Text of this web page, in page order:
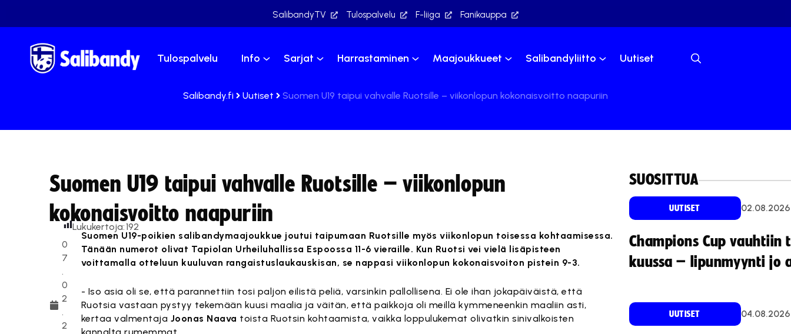
SalibandyTV Tulospalvelu F-liiga Fanikauppa
Tulospalvelu Info Sarjat Harrastaminen Maajoukkueet Salibandyliitto Uutiset
Salibandy.fi Uutiset Suomen U19 taipui vahvalle Ruotsille – viikonlopun kokonaisvoitto naapuriin
Suomen U19 taipui vahvalle Ruotsille – viikonlopun
kokonaisvoitto naapuriin
0
7
.
0
2
.
2
Lukukertoja:192
Suomen U19-poikien salibandymaajoukkue joutui taipumaan Ruotsille myös viikonlopun toisessa kohtaamisessa.
Tänään numerot olivat Tapiolan Urheiluhallissa Espoossa 11-6 vieraille. Kun Ruotsi vei vielä lisäpisteen
voittamalla otteluun kuuluvan rangaistuslaukauskisan, se nappasi viikonlopun kokonaisvoiton pistein 9-3.
- Iso asia oli se, että parannettiin tosi paljon eilistä peliä, varsinkin pallollisena. Ei ole ihan jokapäiväistä, että
Ruotsia vastaan pystyy tekemään kuusi maalia ja väitän, että paikkoja oli meillä kymmeneenkin maaliin asti,
kertaa valmentaja Joonas Naava toista Ruotsin kohtaamista, vaikka loppulukemat olivatkin sinivalkoisten
SUOSITTUA
UUTISET 02.08.2026
Champions Cup vauhtiin
kuussa – lipunmyynti jo
UUTISET 04.08.2026